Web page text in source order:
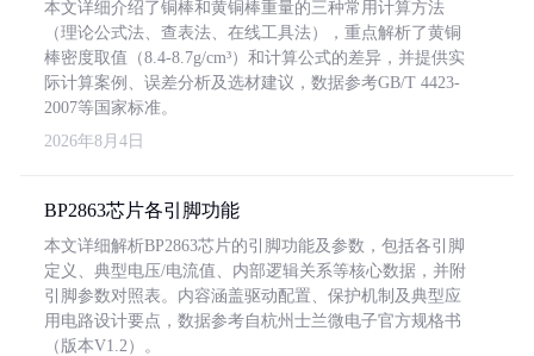
本文详细介绍了铜棒和黄铜棒重量的三种常用计算方法
（理论公式法、查表法、在线工具法），重点解析了黄铜
棒密度取值（8.4-8.7g/cm³）和计算公式的差异，并提供实
际计算案例、误差分析及选材建议，数据参考GB/T 4423-
2007等国家标准。
2026年8月4日
BP2863芯片各引脚功能
本文详细解析BP2863芯片的引脚功能及参数，包括各引脚
定义、典型电压/电流值、内部逻辑关系等核心数据，并附
引脚参数对照表。内容涵盖驱动配置、保护机制及典型应
用电路设计要点，数据参考自杭州士兰微电子官方规格书
（版本V1.2）。